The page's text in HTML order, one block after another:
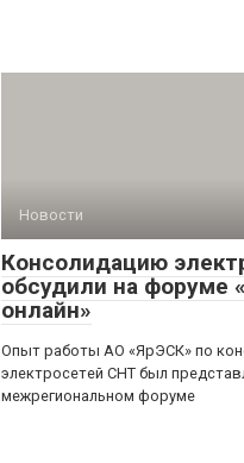
Новости
Консолидацию
обсудили на форуме
онлайн»
Опыт работы АО «ЯрЭСК» по
электросетей СНТ был
межрегиональном форуме